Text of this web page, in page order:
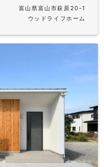
富山県富山市萩原20-1
ウッドライフホーム